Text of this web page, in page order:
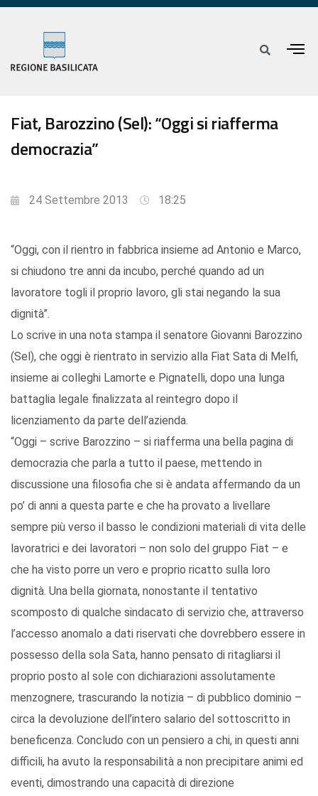
Fiat, Barozzino (Sel): “Oggi si riafferma
democrazia”
24 Settembre 2013 18:25
“Oggi, con il rientro in fabbrica insieme ad Antonio e Marco,
si chiudono tre anni da incubo, perché quando ad un
lavoratore togli il proprio lavoro, gli stai negando la sua
dignità”.
Lo scrive in una nota stampa il senatore Giovanni Barozzino
(Sel), che oggi è rientrato in servizio alla Fiat Sata di Melfi,
insieme ai colleghi Lamorte e Pignatelli, dopo una lunga
battaglia legale finalizzata al reintegro dopo il
licenziamento da parte dell’azienda.
“Oggi – scrive Barozzino – si riafferma una bella pagina di
democrazia che parla a tutto il paese, mettendo in
discussione una filosofia che si è andata affermando da un
po’ di anni a questa parte e che ha provato a livellare
sempre più verso il basso le condizioni materiali di vita delle
lavoratrici e dei lavoratori – non solo del gruppo Fiat – e
che ha visto porre un vero e proprio ricatto sulla loro
dignità. Una bella giornata, nonostante il tentativo
scomposto di qualche sindacato di servizio che, attraverso
l’accesso anomalo a dati riservati che dovrebbero essere in
possesso della sola Sata, hanno pensato di ritagliarsi il
proprio posto al sole con dichiarazioni assolutamente
menzognere, trascurando la notizia – di pubblico dominio –
circa la devoluzione dell’intero salario del sottoscritto in
beneficenza. Concludo con un pensiero a chi, in questi anni
difficili, ha avuto la responsabilità a non precipitare animi ed
eventi, dimostrando una capacità di direzione